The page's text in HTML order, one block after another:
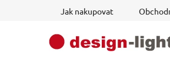
Jak nakupovat